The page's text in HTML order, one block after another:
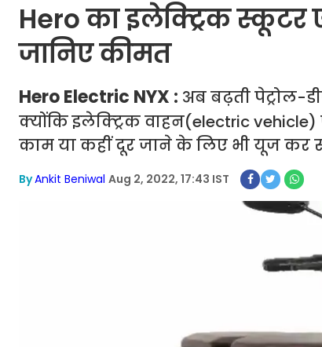
Hero का इलेक्ट्रिक स्कूटर
जानिए कीमत
Hero Electric NYX : अब बढ़ती पेट्रोल-
क्योंकि इलेक्ट्रिक वाहन(electric
काम या कहीं दूर जाने के लिए भी यूज कर
ByAnkit Beniwal Aug 2, 2022, 17:43 IST